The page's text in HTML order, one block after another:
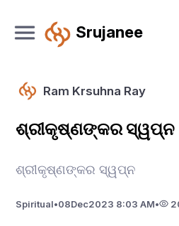
Srujanee
Ram Krsuhna Ray
ଶ୍ରୀକୃଷ୍ଣଙ୍କର ସ୍ୱପ୍ନ
ଶ୍ରୀକୃଷ୍ଣଙ୍କର ସ୍ୱପ୍ନ
Spiritual•08Dec2023 8:03 AM•